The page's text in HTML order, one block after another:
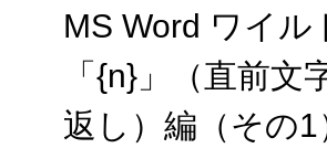
MS Word ワイル
「{n}」（直前文
返し）編（その1